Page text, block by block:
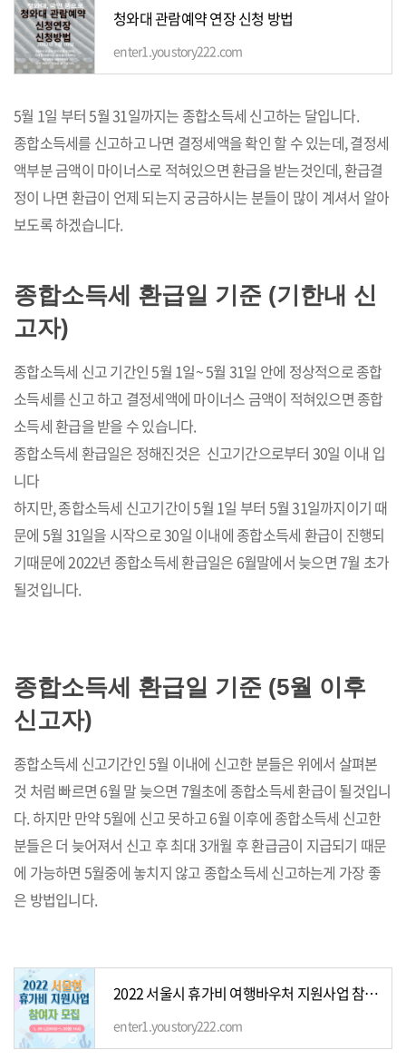
청와대 관람예약 연장 신청 방법
enter1.youstory222.com
5월 1일 부터 5월 31일까지는 종합소득세 신고하는 달입니다.
종합소득세를 신고하고 나면 결정세액을 확인 할 수 있는데, 결정세
액부분 금액이 마이너스로 적혀있으면 환급을 받는것인데, 환급결
정이 나면 환급이 언제 되는지 궁금하시는 분들이 많이 계셔서 알아
보도록 하겠습니다.
종합소득세 환급일 기준 (기한내 신
고자)
종합소득세 신고 기간인 5월 1일~ 5월 31일 안에 정상적으로 종합
소득세를 신고 하고 결정세액에 마이너스 금액이 적혀있으면 종합
소득세 환급을 받을 수 있습니다.
종합소득세 환급일은 정해진것은 신고기간으로부터 30일 이내 입
니다
하지만, 종합소득세 신고기간이 5월 1일 부터 5월 31일까지이기 때
문에 5월 31일을 시작으로 30일 이내에 종합소득세 환급이 진행되
기때문에 2022년 종합소득세 환급일은 6월말에서 늦으면 7월 초가
될것입니다.
종합소득세 환급일 기준 (5월 이후
신고자)
종합소득세 신고기간인 5월 이내에 신고한 분들은 위에서 살펴본
것 처럼 빠르면 6월 말 늦으면 7월초에 종합소득세 환급이 될것입니
다. 하지만 만약 5월에 신고 못하고 6월 이후에 종합소득세 신고한
분들은 더 늦어져서 신고 후 최대 3개월 후 환급금이 지급되기 때문
에 가능하면 5월중에 놓치지 않고 종합소득세 신고하는게 가장 좋
은 방법입니다.
2022 서울시 휴가비 여행바우처 지원사업 참가자 모집
enter1.youstory222.com